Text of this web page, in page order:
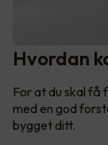
Hvordan
For at du skal få
med en god
bygget ditt.